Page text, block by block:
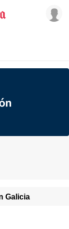
Galicia